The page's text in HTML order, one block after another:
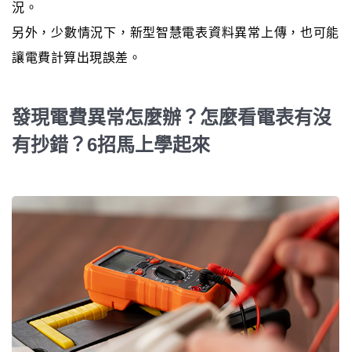
況。
另外，少數情況下，新型智慧電表資料異常上傳，也可能
讓電費計算出現誤差。
發現電費異常怎麼辦？怎麼看電表有沒
有抄錯？6招馬上學起來